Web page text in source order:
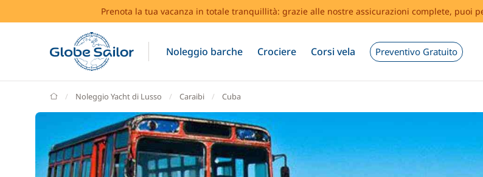
Prenota la tua vacanza in totale tranquillità: grazie alle nostre assicurazioni complete, puoi
Noleggio barche Crociere Corsi vela Preventivo Gratuito
GlobeSailor
Noleggio Yacht di Lusso Caraibi Cuba